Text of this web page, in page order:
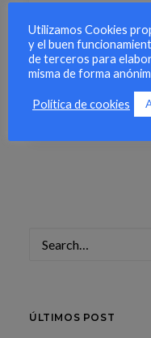
software que…
by Zmoreno
ÚLTIMOS POST
Utilizamos Cookies
y el buen
de terceros para
misma de forma
Política de cookies